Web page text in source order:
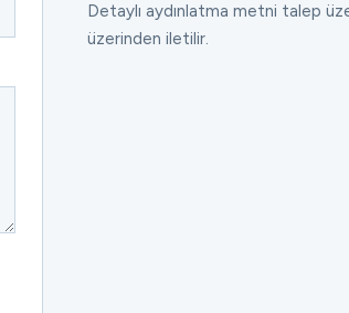
Detaylı aydınlatma metni talep
üzerinden iletilir.